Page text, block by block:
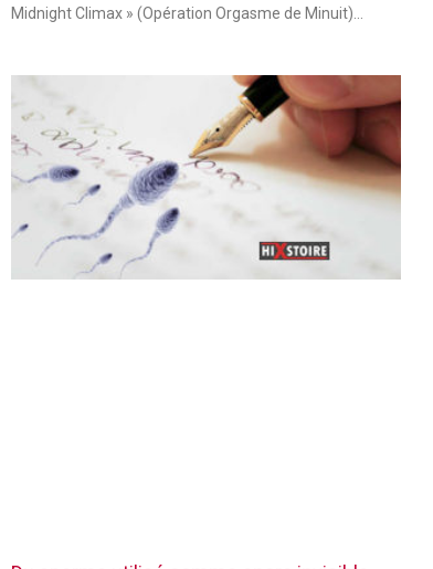
Midnight Climax » (Opération Orgasme de Minuit)…